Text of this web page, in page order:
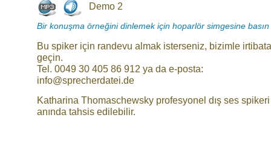
Demo 2
Bir konuşma örneğini dinlemek için hoparlör simgesine basın
Bu spiker için randevu almak isterseniz, bizimle irtibata
geçin.
Tel. 0049 30 405 86 912 ya da e-posta:
info@sprecherdatei.de
Katharina Thomaschewsky profesyonel dış ses spikeri
anında tahsis edilebilir.